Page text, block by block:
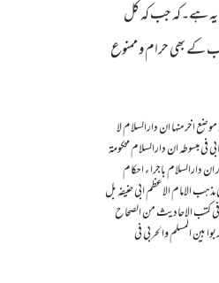
یہ ہے۔کہ جب کہ کل
کے بھی حرام و ممنوع
اخرمنها ان دارالسلام لا
مبسوطه ان دارالسلام محكومة
ان دارالسلام باجرا ء احكام
مذهب الامام الاعظم ابي حنيفه بل
في كتب الاحاديث من الصحاح
بين المسلم والحربي في